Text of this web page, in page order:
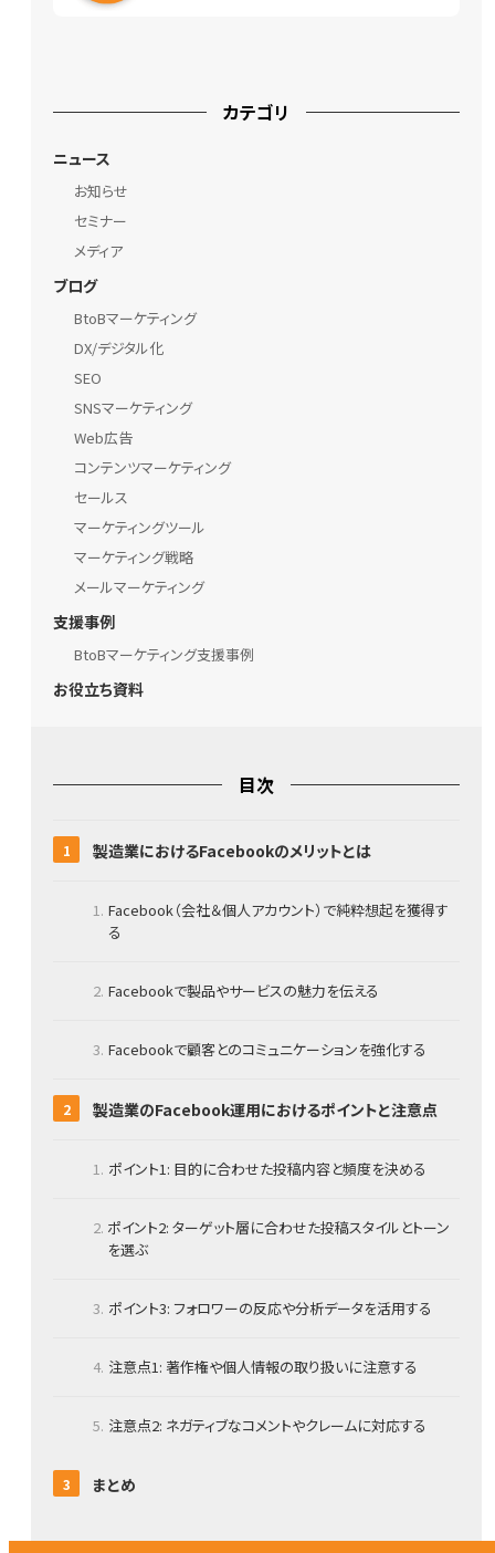
カテゴリ
ニュース
お知らせ
セミナー
メディア
ブログ
BtoBマーケティング
DX/デジタル化
SEO
SNSマーケティング
Web広告
コンテンツマーケティング
セールス
マーケティングツール
マーケティング戦略
メールマーケティング
支援事例
BtoBマーケティング支援事例
お役立ち資料
目次
製造業におけるFacebookのメリットとは
Facebook（会社＆個人アカウント）で純粋想起を獲得す
る
Facebookで製品やサービスの魅力を伝える
Facebookで顧客とのコミュニケーションを強化する
製造業のFacebook運用におけるポイントと注意点
ポイント1: 目的に合わせた投稿内容と頻度を決める
ポイント2: ターゲット層に合わせた投稿スタイルとトーン
を選ぶ
ポイント3: フォロワーの反応や分析データを活用する
注意点1: 著作権や個人情報の取り扱いに注意する
注意点2: ネガティブなコメントやクレームに対応する
まとめ